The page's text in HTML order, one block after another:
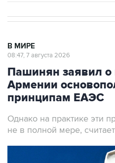
Пашинян заявил о
Армении
принципам ЕАЭС
Однако на практике эти